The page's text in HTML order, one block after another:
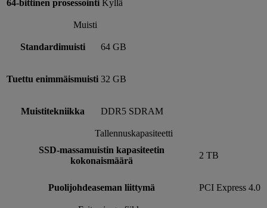
64-bittinen prosessointi Kyllä
Muisti
Standardimuisti 64 GB
Tuettu enimmäismuisti 32 GB
Muistitekniikka DDR5 SDRAM
Tallennuskapasiteetti
SSD-massamuistin kapasiteetin
kokonaismäärä
2 TB
Puolijohdeaseman liittymä PCI Express 4.0